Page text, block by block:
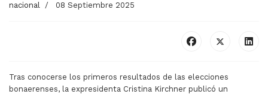
nacional 08 Septiembre 2025
Tras conocerse los primeros resultados de las elecciones
bonaerenses, la expresidenta Cristina Kirchner publicó un